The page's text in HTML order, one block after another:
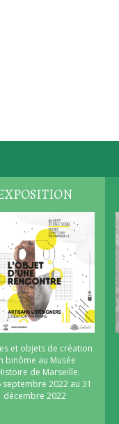
et objets de création
binôme au Musée
de Marseille.
septembre 2022 au 31
décembre 2022